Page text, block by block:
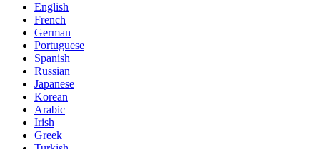
English
French
German
Portuguese
Spanish
Russian
Japanese
Korean
Arabic
Irish
Greek